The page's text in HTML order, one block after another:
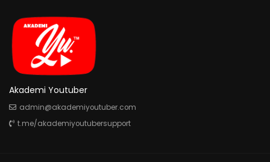
Akademi Youtuber
admin@akademiyoutuber.com
t.me/akademiyoutubersupport